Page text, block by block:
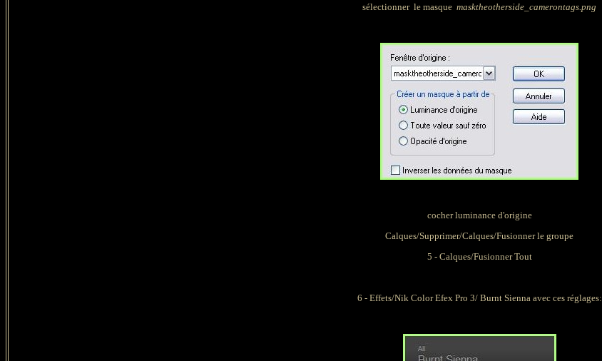
sélectionner le masque masktheotherside_camerontags.png
cocher luminance d'origine
Calques/Supprimer/Calques/Fusionner le groupe
5 - Calques/Fusionner Tout
6 - Effets/Nik Color Efex Pro 3/ Burnt Sienna avec ces réglages: